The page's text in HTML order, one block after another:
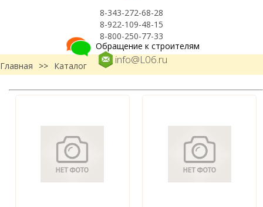
8-343-272-68-28
8-922-109-48-15
8-800-250-77-33
info@L06.ru
Обращение к строителям
Главная
>> Каталог